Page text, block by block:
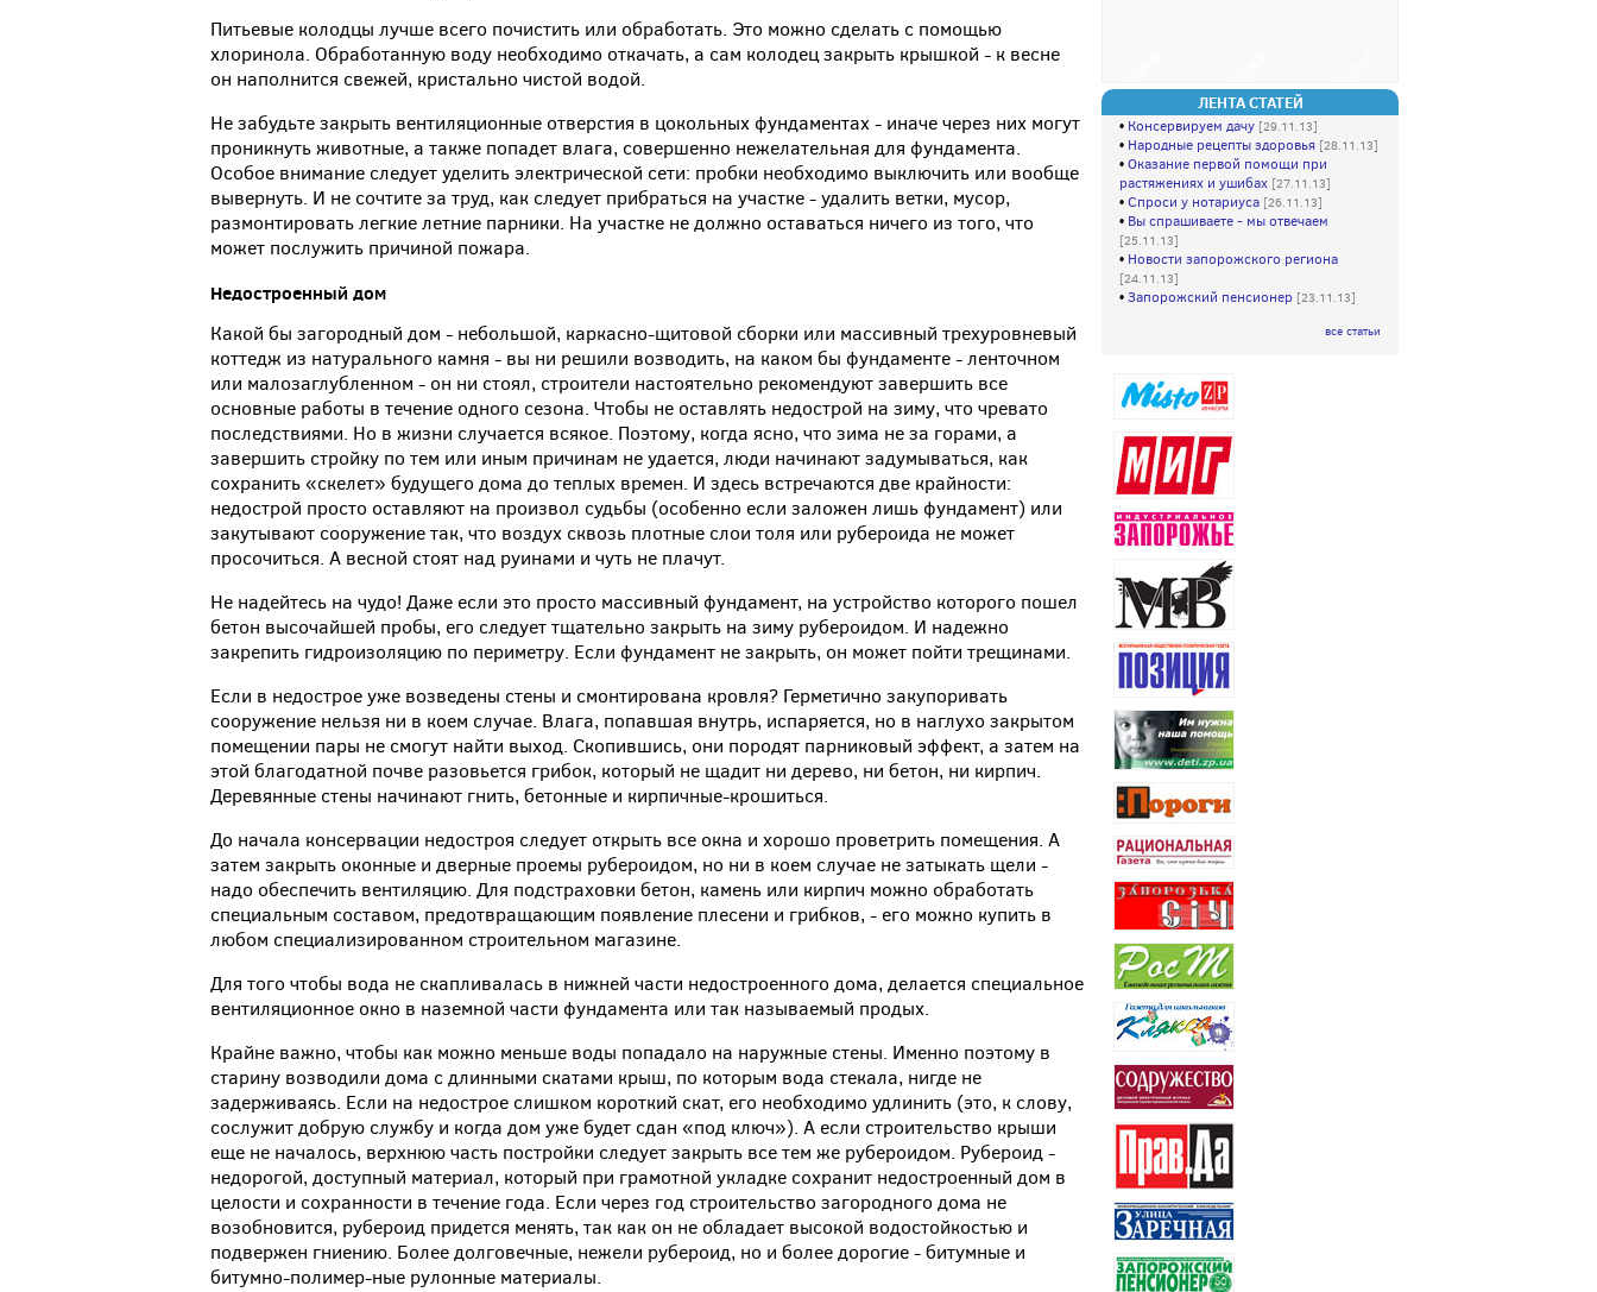
Питьевые колодцы лучше всего почистить или обработать. Это можно сделать с помощью
хлоринола. Обработанную воду необходимо откачать, а сам колодец закрыть крышкой - к весне
он наполнится свежей, кристально чистой водой.
Не забудьте закрыть вентиляционные отверстия в цокольных фундаментах - иначе через них могут
проникнуть животные, а также попадет влага, совершенно нежелательная для фундамента.
Особое внимание следует уделить электрической сети: пробки необходимо выключить или вообще
вывернуть. И не сочтите за труд, как следует прибраться на участке - удалить ветки, мусор,
размонтировать легкие летние парники. На участке не должно оставаться ничего из того, что
может послужить причиной пожара.
Недостроенный дом
Какой бы загородный дом - небольшой, каркасно-щитовой сборки или массивный трехуровневый
коттедж из натурального камня - вы ни решили возводить, на каком бы фундаменте - ленточном
или малозаглубленном - он ни стоял, строители настоятельно рекомендуют завершить все
основные работы в течение одного сезона. Чтобы не оставлять недострой на зиму, что чревато
последствиями. Но в жизни случается всякое. Поэтому, когда ясно, что зима не за горами, а
завершить стройку по тем или иным причинам не удается, люди начинают задумываться, как
сохранить «скелет» будущего дома до теплых времен. И здесь встречаются две крайности:
недострой просто оставляют на произвол судьбы (особенно если заложен лишь фундамент) или
закутывают сооружение так, что воздух сквозь плотные слои толя или рубероида не может
просочиться. А весной стоят над руинами и чуть не плачут.
Не надейтесь на чудо! Даже если это просто массивный фундамент, на устройство которого пошел
бетон высочайшей пробы, его следует тщательно закрыть на зиму рубероидом. И надежно
закрепить гидроизоляцию по периметру. Если фундамент не закрыть, он может пойти трещинами.
Если в недострое уже возведены стены и смонтирована кровля? Герметично закупоривать
сооружение нельзя ни в коем случае. Влага, попавшая внутрь, испаряется, но в наглухо закрытом
помещении пары не смогут найти выход. Скопившись, они породят парниковый эффект, а затем на
этой благодатной почве разовьется грибок, который не щадит ни дерево, ни бетон, ни кирпич.
Деревянные стены начинают гнить, бетонные и кирпичные-крошиться.
До начала консервации недостроя следует открыть все окна и хорошо проветрить помещения. А
затем закрыть оконные и дверные проемы рубероидом, но ни в коем случае не затыкать щели -
надо обеспечить вентиляцию. Для подстраховки бетон, камень или кирпич можно обработать
специальным составом, предотвращающим появление плесени и грибков, - его можно купить в
любом специализированном строительном магазине.
Для того чтобы вода не скапливалась в нижней части недостроенного дома, делается специальное
вентиляционное окно в наземной части фундамента или так называемый продых.
Крайне важно, чтобы как можно меньше воды попадало на наружные стены. Именно поэтому в
старину возводили дома с длинными скатами крыш, по которым вода стекала, нигде не
задерживаясь. Если на недострое слишком короткий скат, его необходимо удлинить (это, к слову,
сослужит добрую службу и когда дом уже будет сдан «под ключ»). А если строительство крыши
еще не началось, верхнюю часть постройки следует закрыть все тем же рубероидом. Рубероид -
недорогой, доступный материал, который при грамотной укладке сохранит недостроенный дом в
целости и сохранности в течение года. Если через год строительство загородного дома не
возобновится, рубероид придется менять, так как он не обладает высокой водостойкостью и
подвержен гниению. Более долговечные, нежели рубероид, но и более дорогие - битумные и
битумно-полимер-ные рулонные материалы.
ЛЕНТА СТАТЕЙ
• Консервируем дачу [29.11.13]
• Народные рецепты здоровья [28.11.13]
•Оказание первой помощи при
растяжениях и ушибах [27.11.13]
•Спроси у нотариуса [26.11.13]
• Вы спрашиваете - мы отвечаем
[25.11.13]
• Новости запорожского региона
[24.11.13]
•Запорожский пенсионер [23.11.13]
все статьи